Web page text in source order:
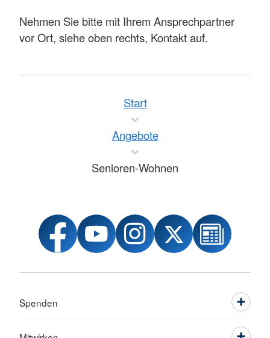
Nehmen Sie bitte mit Ihrem Ansprechpartner
vor Ort, siehe oben rechts, Kontakt auf.
Start
Angebote
Senioren-Wohnen
Spenden